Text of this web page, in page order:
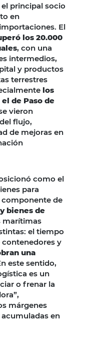
principal socio
en
El
los 20.000
, con una
intermedios,
y productos
terrestres
los
de Paso de
vieron
flujo,
de mejoras en
como el
para
de
bienes de
marítimas
el tiempo
y
una
este sentido,
es un
o frenar la
márgenes
en